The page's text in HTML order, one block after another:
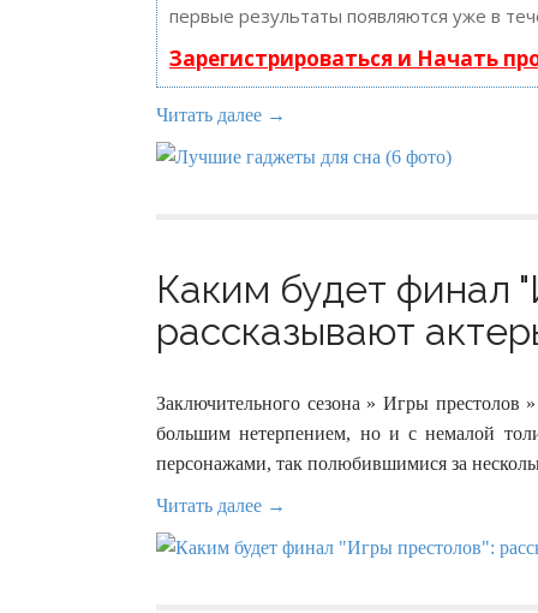
первые результаты появляются уже в
Зарегистрироваться и Начать
Читать далее →
Каким будет финал
рассказывают
Заключительного сезона » Игры престолов
большим нетерпением, но и с немалой
персонажами, так полюбившимися за
Читать далее →